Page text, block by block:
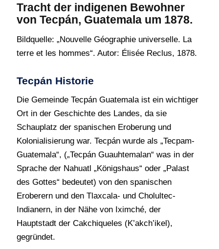
Tracht der indigenen Bewohner
von Tecpán, Guatemala um 1878.
Bildquelle: „Nouvelle Géographie universelle. La
terre et les hommes“. Autor: Élisée Reclus, 1878.
Tecpán Historie
Die Gemeinde Tecpán Guatemala ist ein wichtiger
Ort in der Geschichte des Landes, da sie
Schauplatz der spanischen Eroberung und
Kolonialisierung war. Tecpán wurde als „Tecpam-
Guatemala“, („Tecpán Guauhtemalan“ was in der
Sprache der Nahuatl „Königshaus“ oder „Palast
des Gottes“ bedeutet) von den spanischen
Eroberern und den Tlaxcala- und Cholultec-
Indianern, in der Nähe von Iximché, der
Hauptstadt der Cakchiqueles (K’akch’ikel),
gegründet.